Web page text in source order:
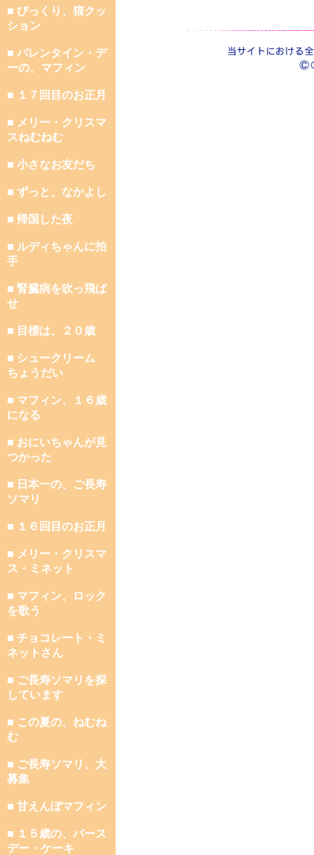
■ びっくり、猫クッ
ション
■ バレンタイン・デ
ーの、マフィン
■ １７回目のお正月
■ メリー・クリスマ
スねむねむ
■ 小さなお友だち
■ ずっと、なかよし
■ 帰国した夜
■ ルディちゃんに拍
手
■ 腎臓病を吹っ飛ば
せ
■ 目標は、２０歳
■ シュークリーム
ちょうだい
■ マフィン、１６歳
になる
■ おにいちゃんが見
つかった
■ 日本一の、ご長寿
ソマリ
■ １６回目のお正月
■ メリー・クリスマ
ス・ミネット
■ マフィン、ロック
を歌う
■ チョコレート・ミ
ネットさん
■ ご長寿ソマリを探
しています
■ この夏の、ねむね
む
■ ご長寿ソマリ、大
募集
■ 甘えんぼマフィン
■ １５歳の、バース
デー・ケーキ